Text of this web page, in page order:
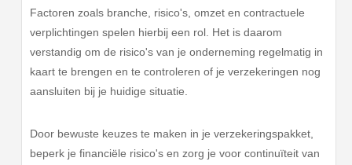
Factoren zoals branche, risico's, omzet en contractuele
verplichtingen spelen hierbij een rol. Het is daarom
verstandig om de risico's van je onderneming regelmatig in
kaart te brengen en te controleren of je verzekeringen nog
aansluiten bij je huidige situatie.
Door bewuste keuzes te maken in je verzekeringspakket,
beperk je financiële risico's en zorg je voor continuïteit van